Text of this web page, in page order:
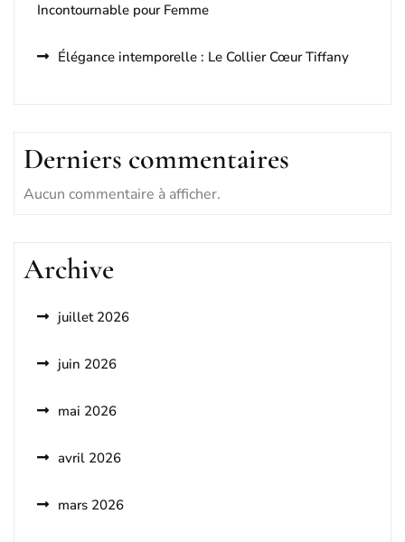
Incontournable pour Femme
Élégance intemporelle : Le Collier Cœur Tiffany
Derniers commentaires
Aucun commentaire à afficher.
Archive
juillet 2026
juin 2026
mai 2026
avril 2026
mars 2026